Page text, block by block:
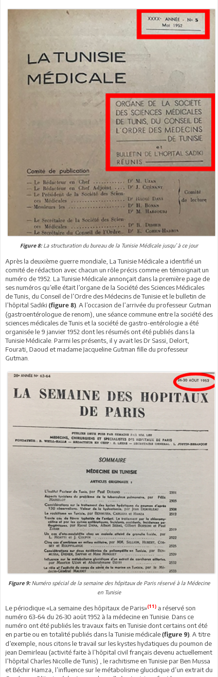
Figure 8:La structuration du bureau de la Tunisie Médicale jusqu’ à ce jour
Après la deuxième guerre mondiale, La Tunisie Médicale a identifié un
comité de rédaction avec chacun un rôle précis comme en témoignait un
numéro de 1952. La Tunisie Médicale annonçait dans la première page de
ses numéros qu’elle était l’organe de la Société des Sciences Médicales
de Tunis, du Conseil de l’Ordre des Médecins de Tunisie et le bulletin de
l’hôpital Sadiki (figure 8) . A l’occasion de l’arrivée du professeur Gutman
(gastroentérologue de renom), une séance commune entre la société des
sciences médicales de Tunis et la société de gastro-entérologie a été
organisée le 9 janvier 1952 dont les résumés ont été publiés dans la
Tunisie Médicale. Parmi les présents, il y avait les Dr Sassi, Delort,
Fourati, Daoud et madame Jacqueline Gutman fille du professeur
Gutman.
Figure 9:Numéro spécial de la semaine des hôpitaux de Paris réservé à la Médecine
en Tunisie
Le périodique «La semaine des hôpitaux de Paris»(11) a réservé son
numéro 63-64 du 26-30 août 1952 à la médecine en Tunisie. Dans ce
numéro ont été publiés les travaux faits en Tunisie dont certains ont été
en partie ou en totalité publiés dans la Tunisie médicale (figure 9) . A titre
d’exemple, nous citons le travail sur les kystes hydatiques du poumon de
jean Demirleau (activité faite à l’hôpital civil français devenu actuellement
l’hôpital Charles Nicolle de Tunis) , le rachitisme en Tunisie par Ben Mussa
et Béchir Hamza, l’influence sur le métabolisme glucidique d’un extrait du